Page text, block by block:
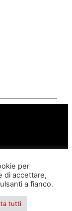
WordPress
per
di accettare,
a fianco.
tutti